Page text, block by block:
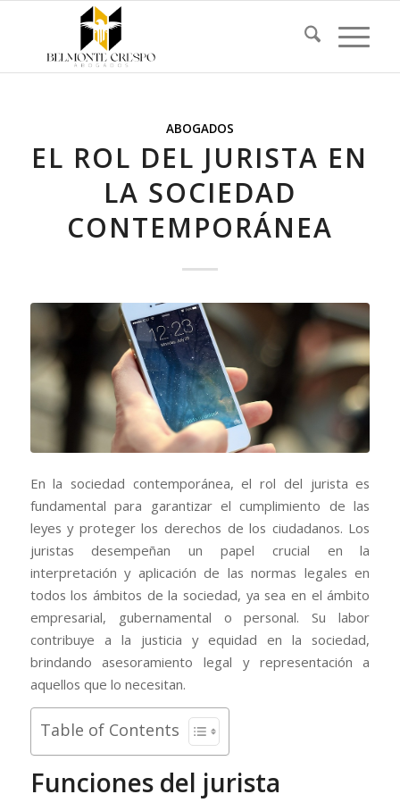
ABOGADOS
EL ROL DEL JURISTA EN
LA SOCIEDAD
CONTEMPORÁNEA
En la sociedad contemporánea, el rol del jurista es
fundamental para garantizar el cumplimiento de las
leyes y proteger los derechos de los ciudadanos. Los
juristas desempeñan un papel crucial en la
interpretación y aplicación de las normas legales en
todos los ámbitos de la sociedad, ya sea en el ámbito
empresarial, gubernamental o personal. Su labor
contribuye a la justicia y equidad en la sociedad,
brindando asesoramiento legal y representación a
aquellos que lo necesitan.
Table of Contents
Funciones del jurista